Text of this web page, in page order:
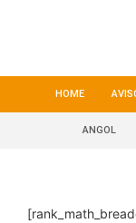
HOME
ANGOL